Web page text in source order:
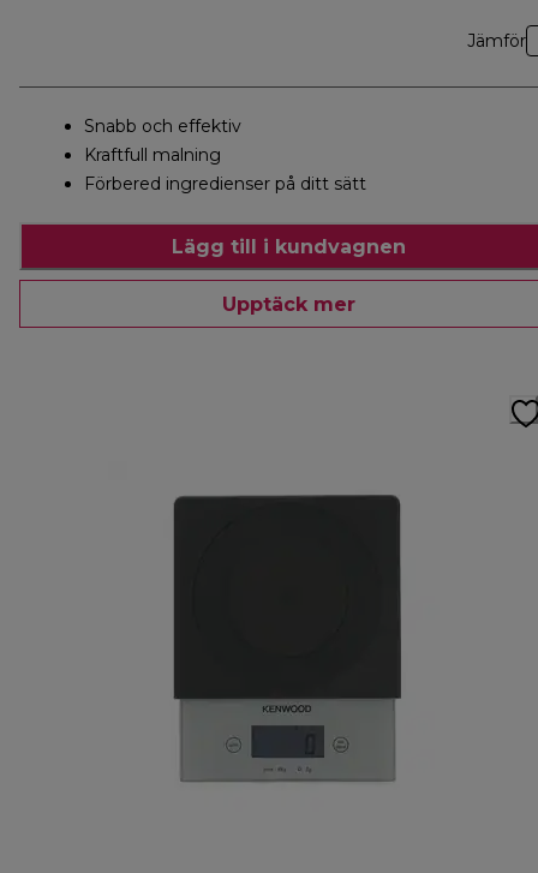
Jämför
Snabb och effektiv
Kraftfull malning
Förbered ingredienser på ditt sätt
Lägg till i kundvagnen
Upptäck mer